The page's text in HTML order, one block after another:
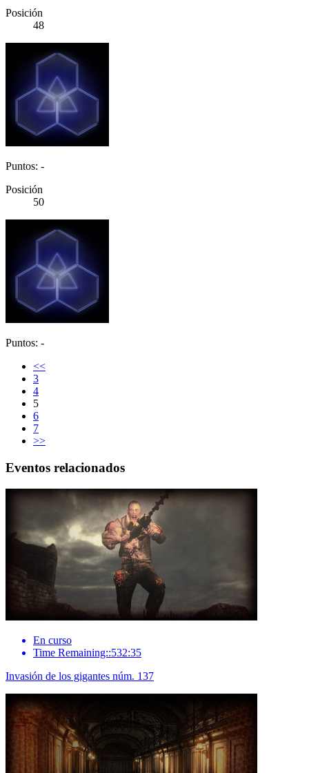
Posición
48
Puntos: -
Posición
50
Puntos: -
<<
3
4
5
6
7
>>
Eventos relacionados
En curso
Time Remaining::532:35
Invasión de los gigantes núm. 137